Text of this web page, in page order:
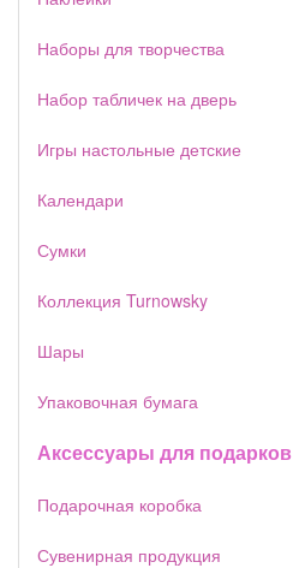
Наборы для творчества
Набор табличек на дверь
Игры настольные детские
Календари
Сумки
Коллекция Turnowsky
Шары
Упаковочная бумага
Аксессуары для подарков
Подарочная коробка
Сувенирная продукция